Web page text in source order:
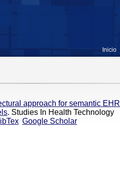
Inicio
approach for semantic EHR
. Studies In Health Technology
Google Scholar